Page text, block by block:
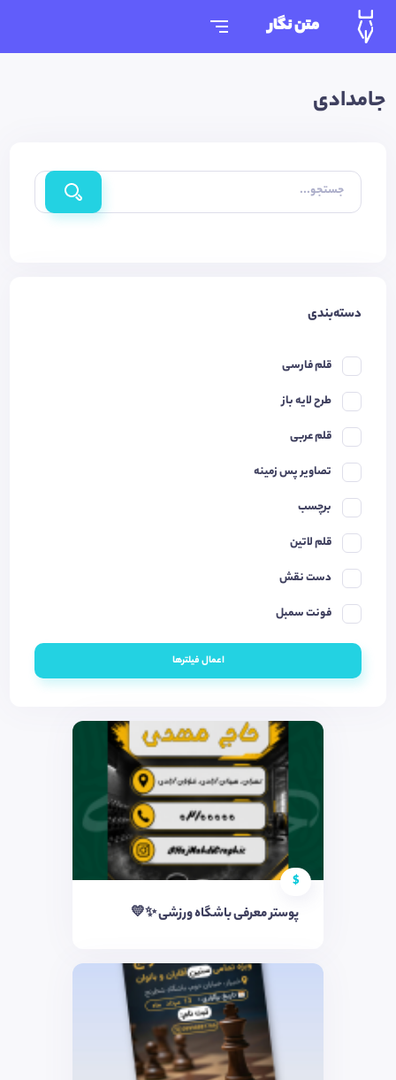
متن نگار
جامدادی
جستجو...
دسته‌بندی
قلم فارسی
طرح لایه باز
قلم عربی
تصاویر پس زمینه
برچسب
قلم لاتین
دست نقش
فونت سمبل
اعمال فیلترها
$
پوستر معرفی باشگاه ورزشی ✨💛